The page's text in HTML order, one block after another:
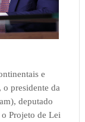
e
presidente da
deputado
Projeto de Lei